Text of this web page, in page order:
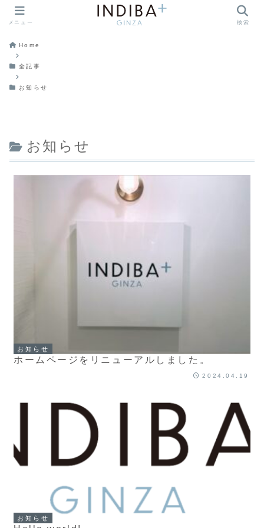
Home
全記事
お知らせ
お知らせ
お知らせ
ホームページをリニューアルしました。
2024.04.19
お知らせ
メニュー 検索